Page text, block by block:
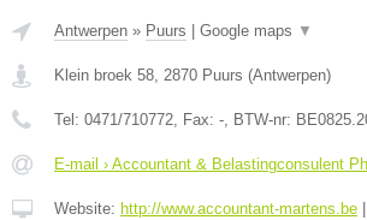
Antwerpen » Puurs Google maps ▼
Klein broek 58 2870 Puurs (Antwerpen)
Tel: 0471/710772 , Fax: - , BTW-nr:
E-mail › Accountant & Belastingconsulent
Website: http://www.accountant-martens.be